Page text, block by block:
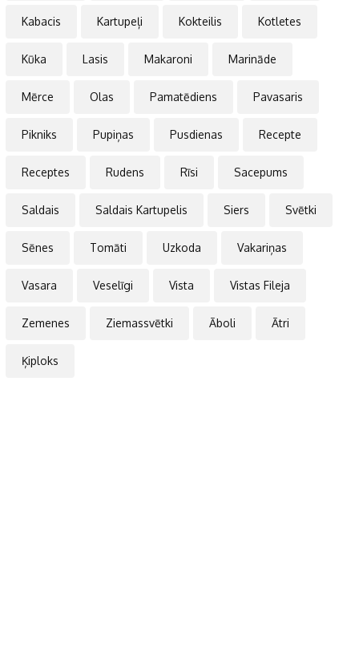
Kabacis Kartupeļi Kokteilis Kotletes
Kūka Lasis Makaroni Marināde
Mērce Olas Pamatēdiens Pavasaris
Pikniks Pupiņas Pusdienas Recepte
Receptes Rudens Rīsi Sacepums
Saldais Saldais Kartupelis Siers Svētki
Sēnes Tomāti Uzkoda Vakariņas
Vasara Veselīgi Vista Vistas Fileja
Zemenes Ziemassvētki Āboli Ātri
Ķiploks